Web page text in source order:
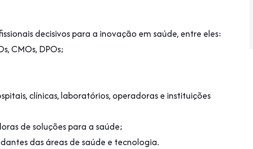
decisivos para a inovação em saúde, entre eles:
CMOs, DPOs;
clínicas, laboratórios, operadoras e instituições
de soluções para a saúde;
das áreas de saúde e tecnologia.